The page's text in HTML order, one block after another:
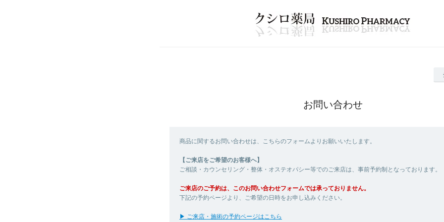
お問い合わせ
商品に関するお問い合わせは、こちらのフォームよりお願いいたします。
【ご来店をご希望のお客様へ】
ご相談・カウンセリング・整体・オステオパシー等でのご来店は、事前予約制となっております。
ご来店のご予約は、このお問い合わせフォームでは承っておりません。
下記の予約ページより、ご希望の日時をお申し込みください。
▶ ご来店・施術の予約ページはこちら